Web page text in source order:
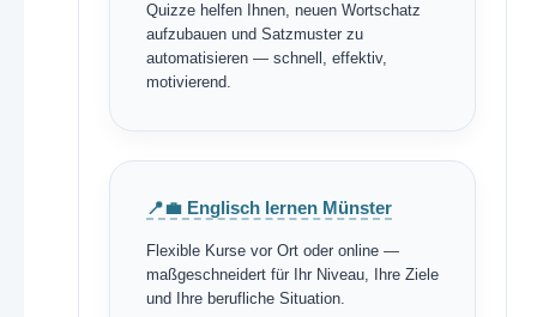
Quizze helfen Ihnen, neuen Wortschatz
aufzubauen und Satzmuster zu
automatisieren — schnell, effektiv,
motivierend.
📍💼 Englisch lernen Münster
Flexible Kurse vor Ort oder online —
maßgeschneidert für Ihr Niveau, Ihre Ziele
und Ihre berufliche Situation.